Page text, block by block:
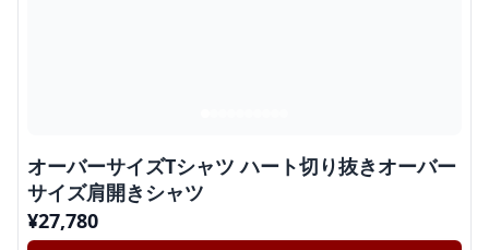
オーバーサイズTシャツ ハート切り抜きオーバー
サイズ肩開きシャツ
¥27,780